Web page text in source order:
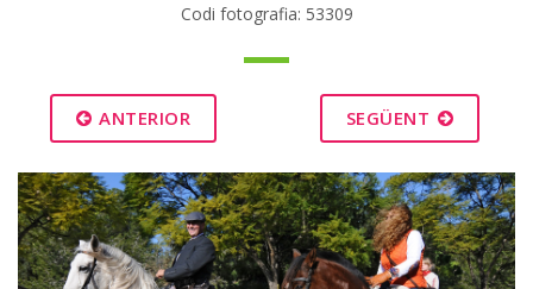
Codi fotografia: 53309
ANTERIOR SEGÜENT